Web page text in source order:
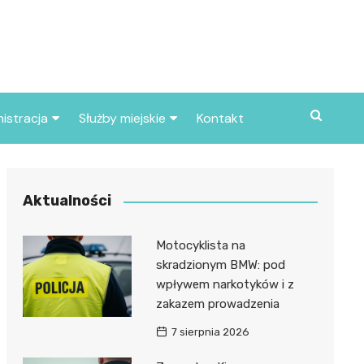
miasta
Służby miejskie
Policja
Kontakt
Aktualności
Motocyklista na
skradzionym BMW: pod
wpływem narkotyków i z
zakazem prowadzenia
7 sierpnia 2026